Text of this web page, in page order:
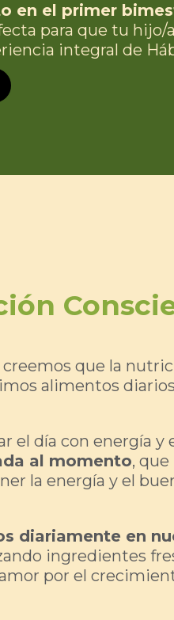
en el primer
para que tu
integral de
creemos que la
alimentos
el día con energía y
al momento,
la energía y el
diariamente en
ingredientes
por el